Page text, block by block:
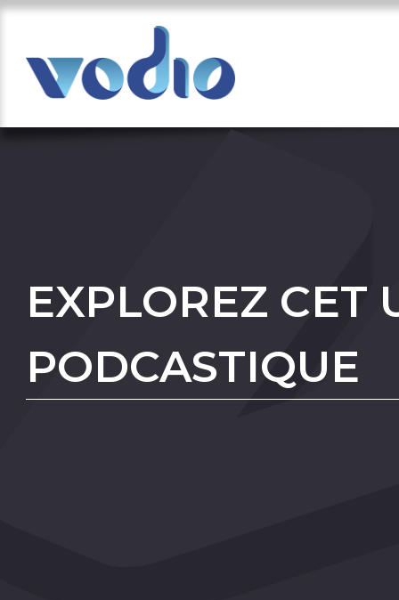
EXPLOREZ CET
PODCASTIQUE